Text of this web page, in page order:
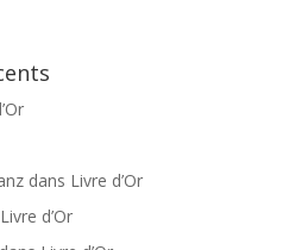
dans Livre d’Or
Livre d’Or